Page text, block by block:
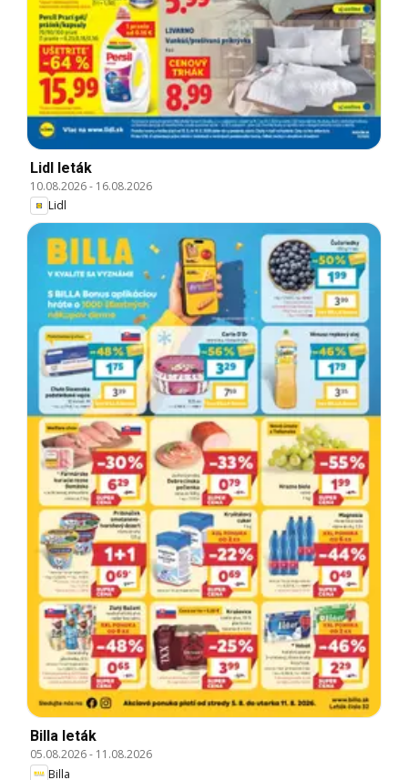
Lidl leták
10.08.2026- 16.08.2026
Lidl
Billa leták
05.08.2026- 11.08.2026
Billa